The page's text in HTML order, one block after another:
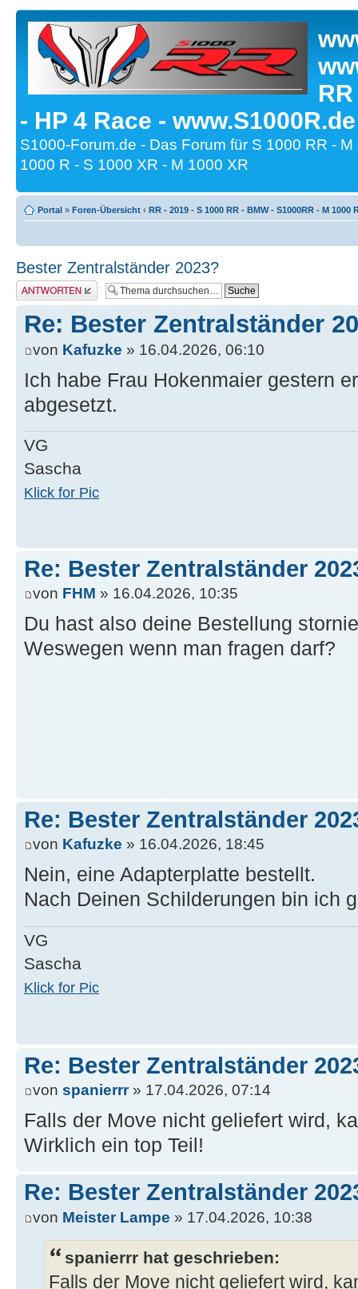
- HP 4 Race -
S1000-Forum.de - Das Forum für S 1000 RR -
1000 R - S 1000 XR - M 1000 XR
Portal » Foren-Übersicht ‹ RR - 2019 - S 1000 RR - BMW - S1000RR - M 1000
Bester Zentralständer 2023?
Antwort erstellen
Re: Bester Zentralständer
von Kafuzke » 16.04.2026, 06:10
Ich habe Frau Hokenmaier gestern
abgesetzt.
VG
Sascha
Klick for Pic
Re: Bester Zentralständer
von FHM » 16.04.2026, 10:35
Du hast also deine Bestellung
Weswegen wenn man fragen darf?
Re: Bester Zentralständer
von Kafuzke » 16.04.2026, 18:45
Nein, eine Adapterplatte bestellt.
Nach Deinen Schilderungen bin ich
VG
Sascha
Klick for Pic
Re: Bester Zentralständer
von spanierrr» 17.04.2026, 07:14
Falls der Move nicht geliefert wird,
Wirklich ein top Teil!
Re: Bester Zentralständer
von Meister Lampe » 17.04.2026, 10:38
spanierrr hat geschrieben:
Falls der Move nicht geliefert wird,